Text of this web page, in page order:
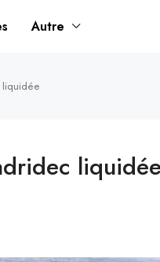
Autre
liquidée
liquidée